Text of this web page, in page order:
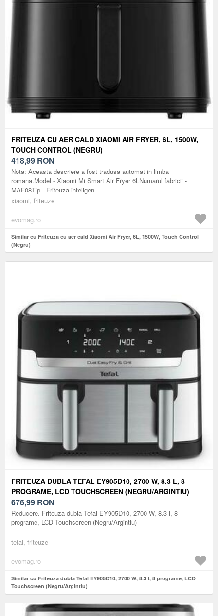
FRITEUZA CU AER CALD XIAOMI AIR FRYER, 6L, 1500W,
TOUCH CONTROL (NEGRU)
418,99 RON
Nota: Aceasta descriere a fost tradusa automat in limba
romana.Model - Xiaomi Mi Smart Air Fryer 6LNumarul fabricii -
MAF08Tip - Friteuza inteligen...
xiaomi, friteuze
evomag.ro
Similar cu Friteuza cu aer cald Xiaomi Air Fryer, 6L, 1500W, Touch Control
(Negru)
FRITEUZA DUBLA TEFAL EY905D10, 2700 W, 8.3 L, 8
PROGRAME, LCD TOUCHSCREEN (NEGRU/ARGINTIU)
676,99 RON
Reducere. Friteuza dubla Tefal EY905D10, 2700 W, 8.3 l, 8
programe, LCD Touchscreen (Negru/Argintiu)
tefal, friteuze
evomag.ro
Similar cu Friteuza dubla Tefal EY905D10, 2700 W, 8.3 l, 8 programe, LCD
Touchscreen (Negru/Argintiu)